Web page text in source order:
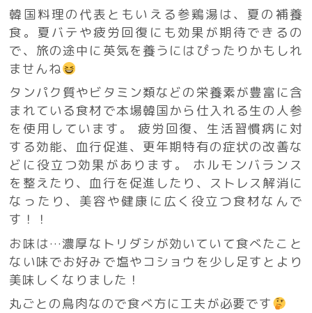
韓国料理の代表ともいえる参鶏湯は、夏の補養
食。夏バテや疲労回復にも効果が期待できるの
で、旅の途中に英気を養うにはぴったりかもしれ
ませんね
タンパク質やビタミン類などの栄養素が豊富に含
まれている食材で本場韓国から仕入れる生の人参
を使用しています。 疲労回復、生活習慣病に対
する効能、血行促進、更年期特有の症状の改善な
どに役立つ効果があります。 ホルモンバランス
を整えたり、血行を促進したり、ストレス解消に
なったり、美容や健康に広く役立つ食材なんで
す！！
お味は…濃厚なトリダシが効いていて食べたこと
ない味でお好みで塩やコショウを少し足すとより
美味しくなりました！
丸ごとの鳥肉なので食べ方に工夫が必要です